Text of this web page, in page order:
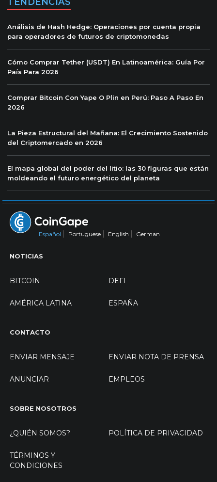
Análisis de Hash Hedge: Operaciones por cuenta propia
para operadores de futuros de criptomonedas
Cómo Comprar Tether (USDT) En Latinoamérica: Guía Por
País Para 2026
Comprar Bitcoin Con Yape O Plin en Perú: Paso A Paso En
2026
La Pieza Estructural del Mañana: El Crecimiento Sostenido
del Criptomercado en 2026
El mapa global del poder del litio: las 30 figuras que están
moldeando el futuro energético del planeta
Español Portuguese English German
NOTICIAS
BITCOIN DEFI
AMÉRICA LATINA ESPAÑA
CONTACTO
ENVIAR MENSAJE ENVIAR NOTA DE PRENSA
ANUNCIAR EMPLEOS
SOBRE NOSOTROS
¿QUIÉN SOMOS? POLÍTICA DE PRIVACIDAD
TÉRMINOS Y
CONDICIONES